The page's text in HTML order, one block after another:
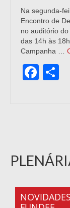
Na segunda-
Encontro de
no auditório
das 14h às
Campanha …